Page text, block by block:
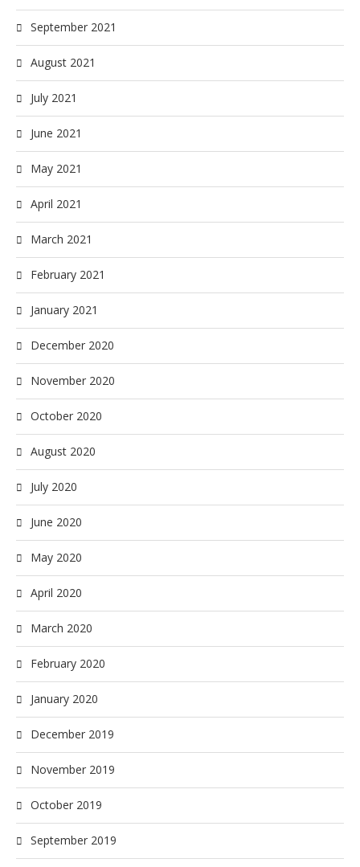
September 2021
August 2021
July 2021
June 2021
May 2021
April 2021
March 2021
February 2021
January 2021
December 2020
November 2020
October 2020
August 2020
July 2020
June 2020
May 2020
April 2020
March 2020
February 2020
January 2020
December 2019
November 2019
October 2019
September 2019